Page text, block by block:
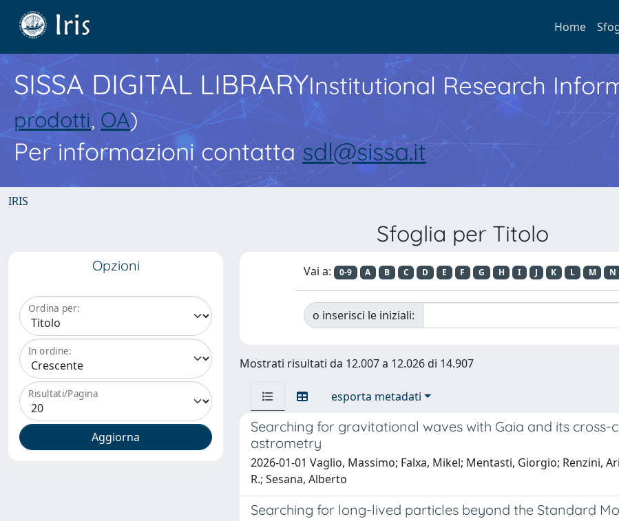
Home
SISSA DIGITAL LIBRARYInstitutional Research
prodotti, OA)
Per informazioni contatta sdl@sissa.it
IRIS
Sfoglia per Titolo
Opzioni
Ordina per:
In ordine:
Risultati/Pagina
Vai a: 0-9 A B C D E F G H I J K L M N
o inserisci le iniziali:
Mostrati risultati da 12.007 a 12.026 di 14.907
esporta metadati
Searching for gravitational waves with Gaia and its
astrometry
2026-01-01 Vaglio, Massimo; Falxa, Mikel; Mentasti, Giorgio; Renzini,
R.; Sesana, Alberto
Searching for long-lived particles beyond the Standard